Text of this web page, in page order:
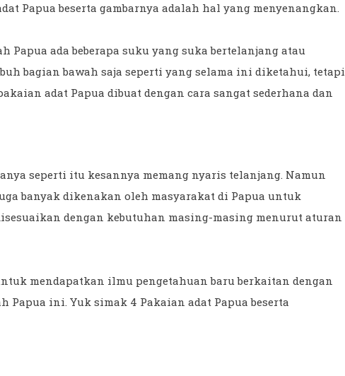
Papua beserta gambarnya adalah hal yang menyenangkan.
ada beberapa suku yang suka bertelanjang atau
bagian bawah saja seperti yang selama ini diketahui, tetapi
adat Papua dibuat dengan cara sangat sederhana dan
seperti itu kesannya memang nyaris telanjang. Namun
banyak dikenakan oleh masyarakat di Papua untuk
dengan kebutuhan masing-masing menurut aturan
mendapatkan ilmu pengetahuan baru berkaitan dengan
Papua ini. Yuk simak 4 Pakaian adat Papua beserta